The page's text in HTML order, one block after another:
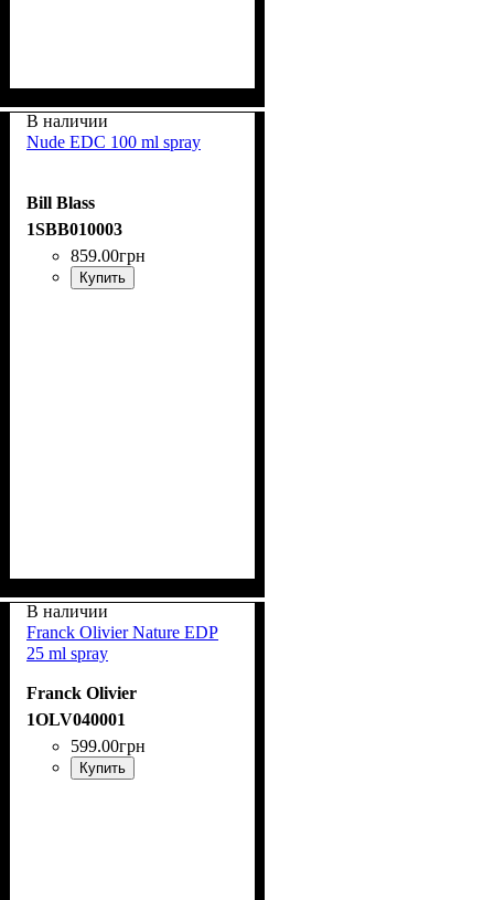
В наличии
Nude EDC 100 ml spray
Bill Blass
1SBB010003
859.00грн
Купить
В наличии
Franck Olivier Nature EDP
25 ml spray
Franck Olivier
1OLV040001
599.00грн
Купить